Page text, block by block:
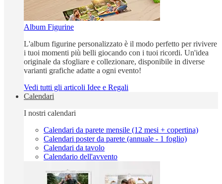
Album Figurine
L'album figurine personalizzato è il modo perfetto per rivivere
i tuoi momenti più belli giocando con i tuoi ricordi. Un'idea
originale da sfogliare e collezionare, disponibile in diverse
varianti grafiche adatte a ogni evento!
Vedi tutti gli articoli Idee e Regali
Calendari
I nostri calendari
Calendari da parete mensile (12 mesi + copertina)
Calendari poster da parete (annuale - 1 foglio)
Calendari da tavolo
Calendario dell'avvento